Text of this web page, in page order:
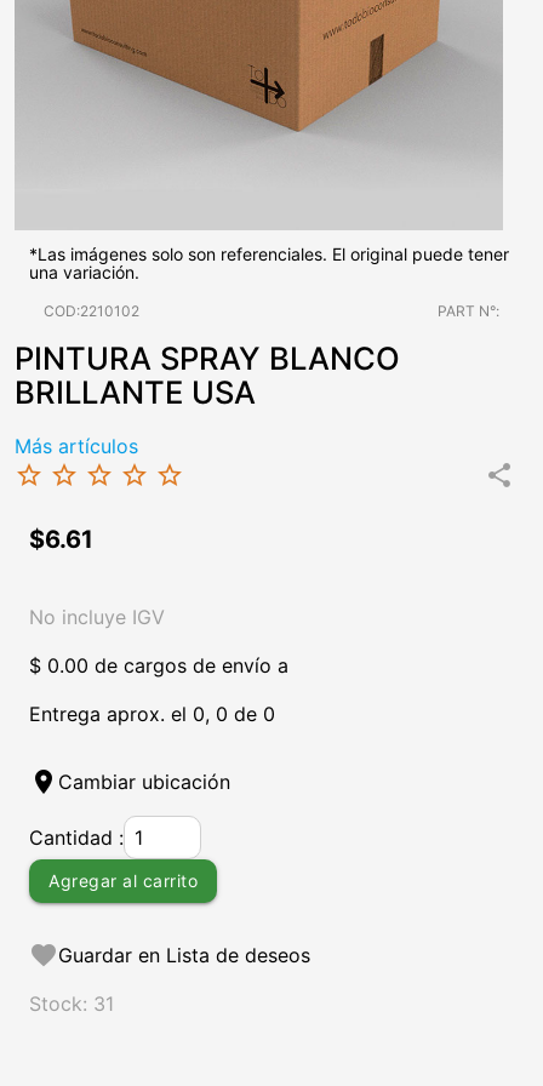
*Las imágenes solo son referenciales. El original puede tener
una variación.
COD:2210102 PART N°:
PINTURA SPRAY BLANCO
BRILLANTE USA
Más artículos
star_border star_border star_border star_border star_border share
$6.61
No incluye IGV
$ 0.00 de cargos de envío a
Entrega aprox. el 0, 0 de 0
location_on Cambiar ubicación
Cantidad :
Agregar al carrito
favoriteGuardar en Lista de deseos
Stock: 31